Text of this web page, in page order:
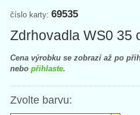
číslo karty: 69535
Zdrhovadla WS0 35
Cena výrobku se zobrazí až po
nebo přihlaste.
Zvolte barvu: